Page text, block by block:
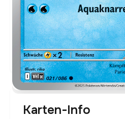
Preise werden
Karten-Info